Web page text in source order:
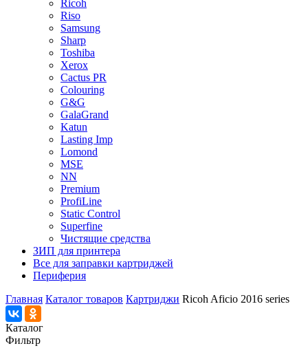
Ricoh
Riso
Samsung
Sharp
Toshiba
Xerox
Cactus PR
Colouring
G&G
GalaGrand
Katun
Lasting Imp
Lomond
MSE
NN
Premium
ProfiLine
Static Control
Superfine
Чистящие средства
ЗИП для принтера
Все для заправки картриджей
Периферия
Главная Каталог товаров Картриджи Ricoh Aficio 2016 series
Каталог
Фильтр